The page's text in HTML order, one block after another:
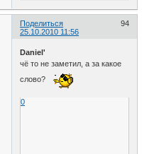
Поделиться
94
25.10.2010 11:56
Daniel'
чё то не заметил, а за какое
слово?
0